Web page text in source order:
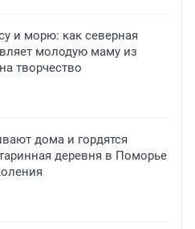
и морю: как северная
молодую маму из
творчество
дома и гордятся
деревня в Поморье